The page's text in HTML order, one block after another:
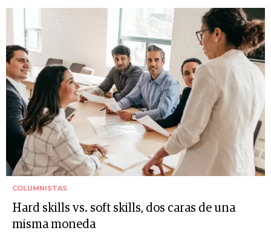
COLUMNISTAS
Hard skills vs. soft skills, dos caras de una
misma moneda